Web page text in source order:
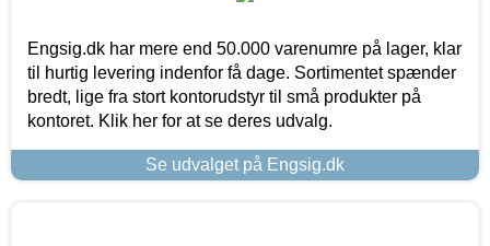
Engsig.dk har mere end 50.000 varenumre på lager, klar
til hurtig levering indenfor få dage. Sortimentet spænder
bredt, lige fra stort kontorudstyr til små produkter på
kontoret. Klik her for at se deres udvalg.
Se udvalget på Engsig.dk